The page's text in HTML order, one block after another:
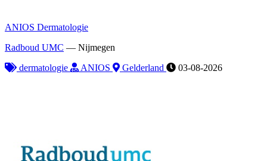
ANIOS Dermatologie
Radboud UMC — Nijmegen
dermatologie
ANIOS Gelderland 03-08-2026